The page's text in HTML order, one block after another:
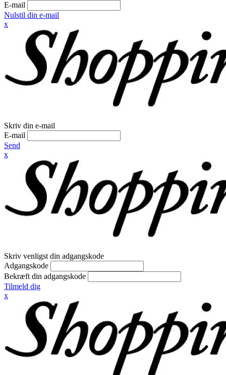
E-mail
Nulstil din e-mail
x
Skriv din e-mail
E-mail
Send
x
Skriv venligst din adgangskode
Adgangskode
Bekræft din adgangskode
Tilmeld dig
x